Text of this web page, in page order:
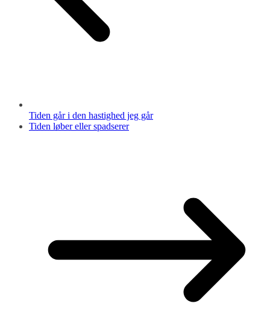
Tiden går i den hastighed jeg går
Tiden løber eller spadserer